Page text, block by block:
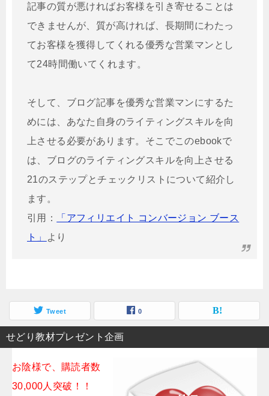
記事の質が悪ければお客様を引き寄せることは
できませんが、質が高ければ、長期間にわたっ
てお客様を獲得してくれる優秀な営業マンとし
て24時間働いてくれます。
そして、ブログ記事を優秀な営業マンにするた
めには、あなた自身のライティングスキルを向
上させる必要があります。そこでこのebookで
は、ブログのライティングスキルを向上させる
21のステップとチェックリストについて紹介し
ます。
引用：
「アフィリエイト コンバージョン ブース
ト」
より
Tweet 0
せどり教材プレゼント企画
お陰様で、購読者数
30,000人突破！！